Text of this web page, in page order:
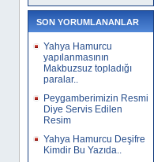
SON YORUMLANANLAR
Yahya Hamurcu
yapılanmasının
Makbuzsuz topladığı
paralar..
Peygamberimizin Resmi
Diye Servis Edilen
Resim
Yahya Hamurcu Deşifre
Kimdir Bu Yazıda..